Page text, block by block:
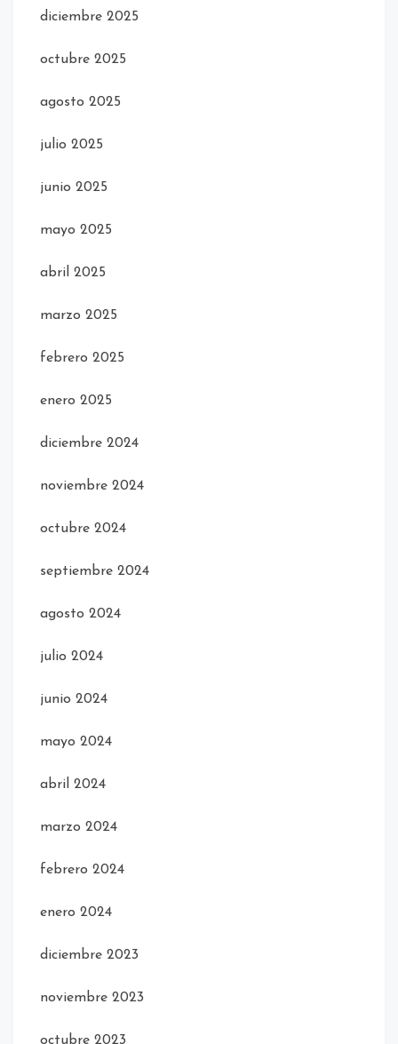
diciembre 2025
octubre 2025
agosto 2025
julio 2025
junio 2025
mayo 2025
abril 2025
marzo 2025
febrero 2025
enero 2025
diciembre 2024
noviembre 2024
octubre 2024
septiembre 2024
agosto 2024
julio 2024
junio 2024
mayo 2024
abril 2024
marzo 2024
febrero 2024
enero 2024
diciembre 2023
noviembre 2023
octubre 2023